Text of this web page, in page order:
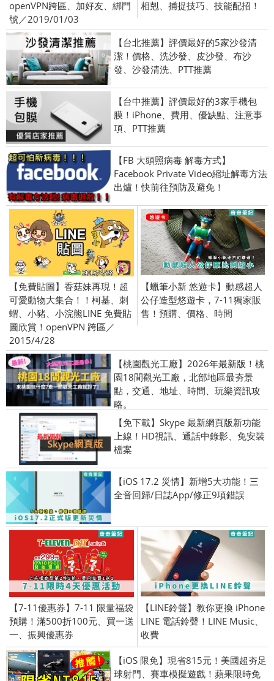
openVPN跨區、加好友、綁門
號／2019/01/03
相剋、捕捉技巧、技能配招！
【台北推薦】評價最好的5家沙發清
潔！價格、洗沙發、皮沙發、布沙
發、沙發清洗、PTT推薦
【台中推薦】評價最好的3家手機包
膜！iPhone、費用、優缺點、注意事
項、PTT推薦
【FB 大頭照病毒 解毒方式】
Facebook Private Video縮址解毒方法
出爐！快前往預防及避免！
【免費貼圖】香菇妹再現！超
可愛動物大集合！！柯基、刺
蝟、小豬、小浣熊LINE 免費貼
圖欣賞！openVPN 跨區／
2015/4/28
【蠟筆小新 悠遊卡】動感超人
公仔造型悠遊卡，7-11獨家販
售！預購、價格、時間
【桃園觀光工廠】2026年最新版！桃
園18間觀光工廠，北部地區最夯景
點，交通、地址、時間、玩樂資訊攻
略。
【免下載】Skype 最新網頁版新功能
上線！HD視訊、通話中錄影、免安裝
檔案
【iOS 17.2 災情】新增5大功能！三
全音回歸/日誌App/修正9項錯誤
【7-11優惠券】7-11 限量福袋
預購！滿500折100元、買一送
一、振興優惠券
【LINE鈴聲】教你更換 iPhone
LINE 電話鈴聲！LINE Music、
收費
【iOS 限免】現省815元！美國超夯足
球射門、賽車模擬遊戲！蘋果限時免